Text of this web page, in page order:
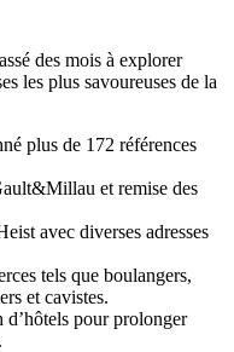
des mois à explorer
les plus savoureuses de la
plus de 172 références
et remise des
avec diverses adresses
tels que boulangers,
et cavistes.
d’hôtels pour prolonger